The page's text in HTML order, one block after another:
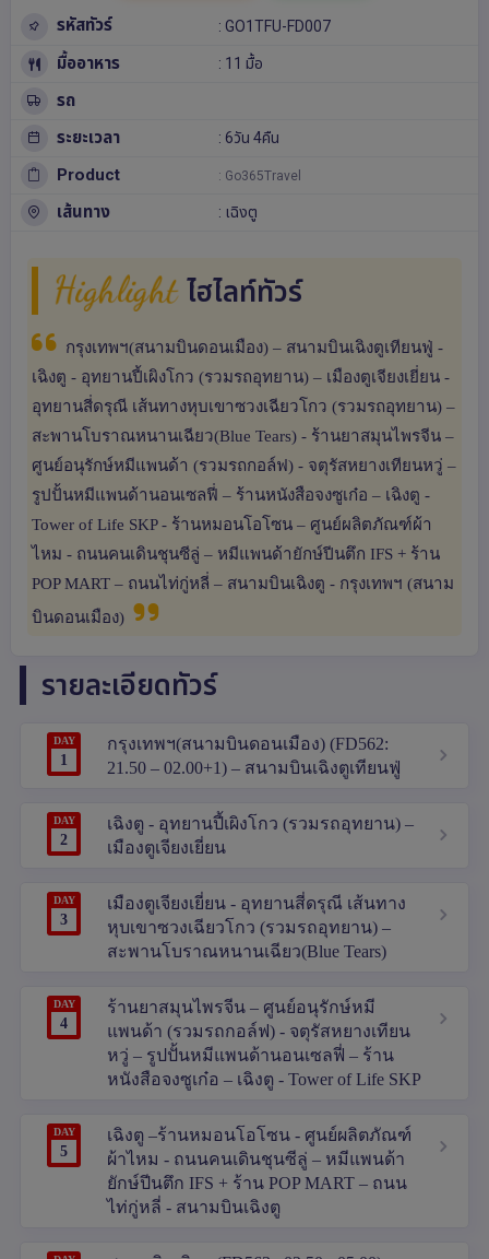
รหัสทัวร์ : GO1TFU-FD007
มื้ออาหาร : 11 มื้อ
รถ
ระยะเวลา
: 6วัน 4คืน
Product : Go365Travel
เส้นทาง : เฉิงตู
Highlight ไฮไลท์ทัวร์
กรุงเทพฯ(สนามบินดอนเมือง) – สนามบินเฉิงตูเทียนฟู่ -
เฉิงตู - อุทยานปี้เผิงโกว (รวมรถอุทยาน) – เมืองตูเจียงเยี่ยน -
อุทยานสี่ดรุณี เส้นทางหุบเขาซวงเฉียวโกว (รวมรถอุทยาน) –
สะพานโบราณหนานเฉียว(Blue Tears) - ร้านยาสมุนไพรจีน –
ศูนย์อนุรักษ์หมีแพนด้า (รวมรถกอล์ฟ) - จตุรัสหยางเทียนหวู่ –
รูปปั้นหมีแพนด้านอนเซลฟี่ – ร้านหนังสือจงซูเก๋อ – เฉิงตู -
Tower of Life SKP - ร้านหมอนโอโซน – ศูนย์ผลิตภัณฑ์ผ้า
ไหม - ถนนคนเดินชุนซีลู่ – หมีแพนด้ายักษ์ปีนตึก IFS + ร้าน
POP MART – ถนนไท่กู่หลี่ – สนามบินเฉิงตู - กรุงเทพฯ (สนาม
บินดอนเมือง)
รายละเอียดทัวร์
DAY
1
กรุงเทพฯ(สนามบินดอนเมือง) (FD562:
21.50 – 02.00+1) – สนามบินเฉิงตูเทียนฟู่
DAY
2
เฉิงตู - อุทยานปี้เผิงโกว (รวมรถอุทยาน) –
เมืองตูเจียงเยี่ยน
DAY
3
เมืองตูเจียงเยี่ยน - อุทยานสี่ดรุณี เส้นทาง
หุบเขาซวงเฉียวโกว (รวมรถอุทยาน) –
สะพานโบราณหนานเฉียว(Blue Tears)
DAY
4
ร้านยาสมุนไพรจีน – ศูนย์อนุรักษ์หมี
แพนด้า (รวมรถกอล์ฟ) - จตุรัสหยางเทียน
หวู่ – รูปปั้นหมีแพนด้านอนเซลฟี่ – ร้าน
หนังสือจงซูเก๋อ – เฉิงตู - Tower of Life SKP
DAY
5
เฉิงตู –ร้านหมอนโอโซน - ศูนย์ผลิตภัณฑ์
ผ้าไหม - ถนนคนเดินชุนซีลู่ – หมีแพนด้า
ยักษ์ปีนตึก IFS + ร้าน POP MART – ถนน
ไท่กู่หลี่ - สนามบินเฉิงตู